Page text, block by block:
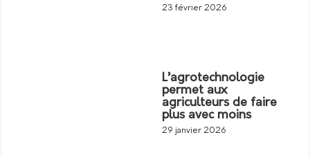
23 février 2026
L’agrotechnologie
permet aux
agriculteurs de faire
plus avec moins
29 janvier 2026